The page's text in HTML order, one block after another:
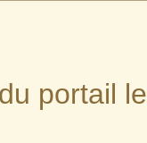
portail